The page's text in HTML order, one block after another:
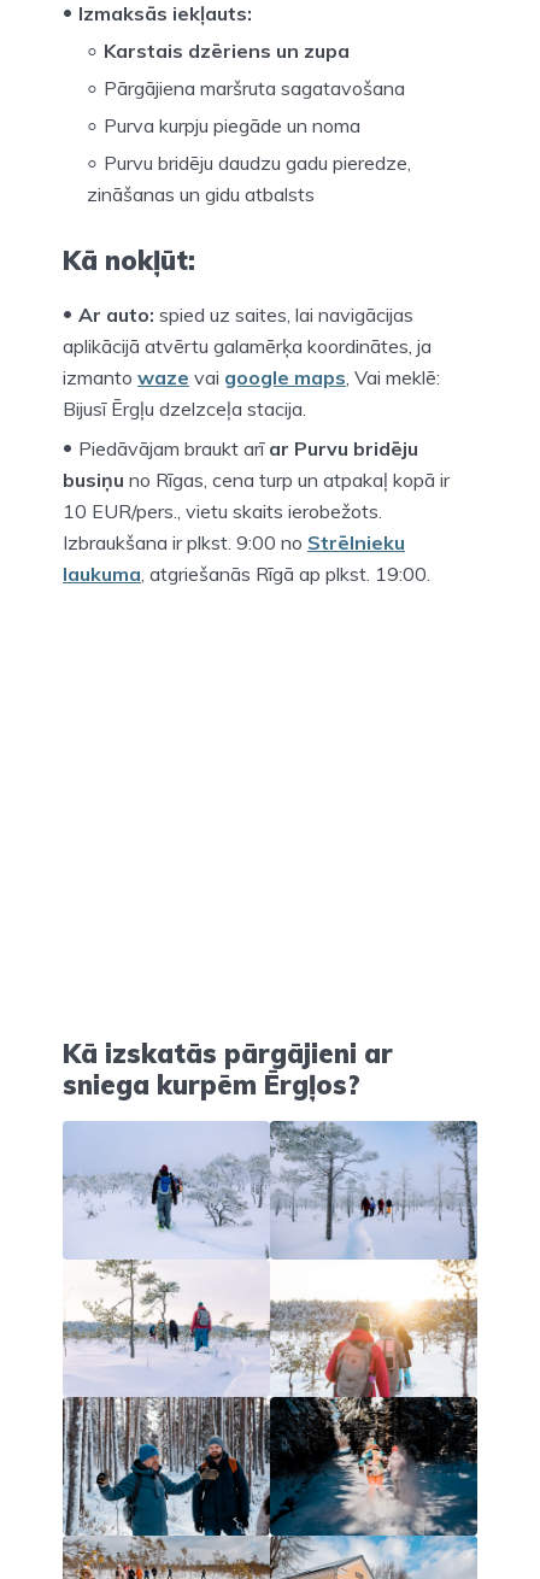
Izmaksās iekļauts:
Karstais dzēriens un zupa
Pārgājiena maršruta sagatavošana
Purva kurpju piegāde un noma
Purvu bridēju daudzu gadu pieredze,
zināšanas un gidu atbalsts
Kā nokļūt:
Ar auto: spied uz saites, lai navigācijas
aplikācijā atvērtu galamērķa koordinātes, ja
izmanto waze vai google maps , Vai meklē:
Bijusī Ērgļu dzelzceļa stacija.
Piedāvājam braukt arī ar Purvu bridēju
busiņu no Rīgas, cena turp un atpakaļ kopā ir
10 EUR/pers., vietu skaits ierobežots.
Izbraukšana ir plkst. 9:00 no Strēlnieku
laukuma , atgriešanās Rīgā ap plkst. 19:00.
Kā izskatās pārgājieni ar
sniega kurpēm Ērgļos?